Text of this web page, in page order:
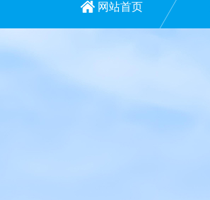
网站首页